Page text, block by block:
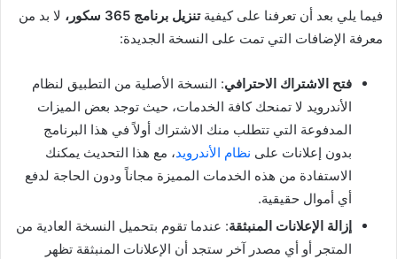
فيما يلي بعد أن تعرفنا على كيفيةتنزيل برنامج 365 سكور،
لا بد من
معرفة الإضافات التي تمت على النسخة الجديدة:
فتح الاشتراك الاحترافي: النسخة الأصلية من التطبيق لنظام
الأندرويد لا تمنحك كافة الخدمات، حيث توجد بعض الميزات
المدفوعة التي تتطلب منك الاشتراك أولاً في هذا البرنامج
بدون إعلانات على نظام الأندرويد، مع هذا التحديث يمكنك
الاستفادة من هذه الخدمات المميزة مجاناً ودون الحاجة لدفع
أي أموال حقيقية.
إزالة الإعلانات المنبثقة: عندما تقوم بتحميل النسخة العادية من
المتجر أو أي مصدر آخر ستجد أن الإعلانات المنبثقة تظهر